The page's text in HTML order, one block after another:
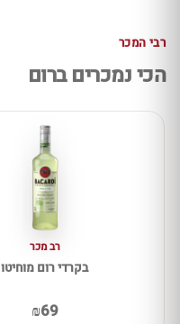
רבי המכר
הכי נמכרים ברום
רב מכר
בקרדי רום מוחיטו
₪69